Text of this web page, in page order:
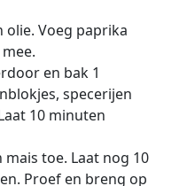
Voeg paprika
en bak 1
specerijen
10 minuten
toe. Laat nog 10
Proef en breng op